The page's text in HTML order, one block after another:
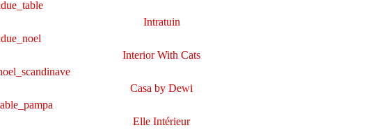
Intratuin
Interior With Cats
Casa by Dewi
Elle Intérieur